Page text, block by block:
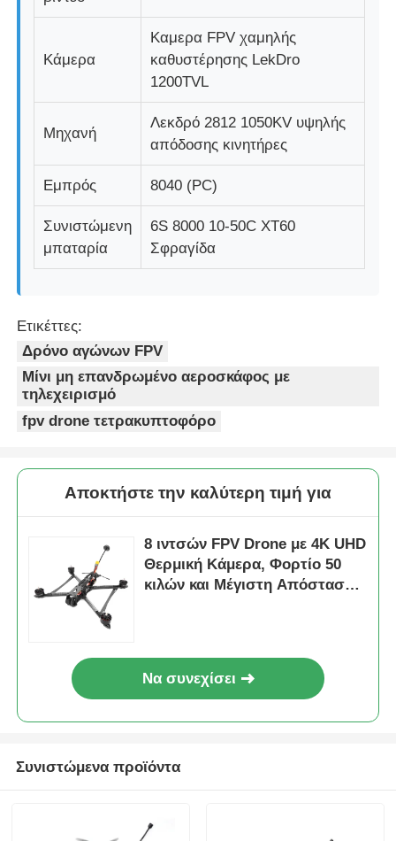
Κάμερα
Καμερα FPV χαμηλής
καθυστέρησης LekDro
1200TVL
Μηχανή
Λεκδρό 2812 1050KV υψηλής
απόδοσης κινητήρες
Εμπρός 8040 (PC)
Συνιστώμενη
μπαταρία
6S 8000 10-50C XT60
Σφραγίδα
Ετικέττες:
Δρόνο αγώνων FPV
Μίνι μη επανδρωμένο αεροσκάφος με
τηλεχειρισμό
fpv drone τετρακυπτοφόρο
Αποκτήστε την καλύτερη τιμή για
8 ιντσών FPV Drone με 4K UHD
Θερμική Κάμερα, Φορτίο 50
κιλών και Μέγιστη Απόσταση
Να συνεχίσει
Συνιστώμενα προϊόντα